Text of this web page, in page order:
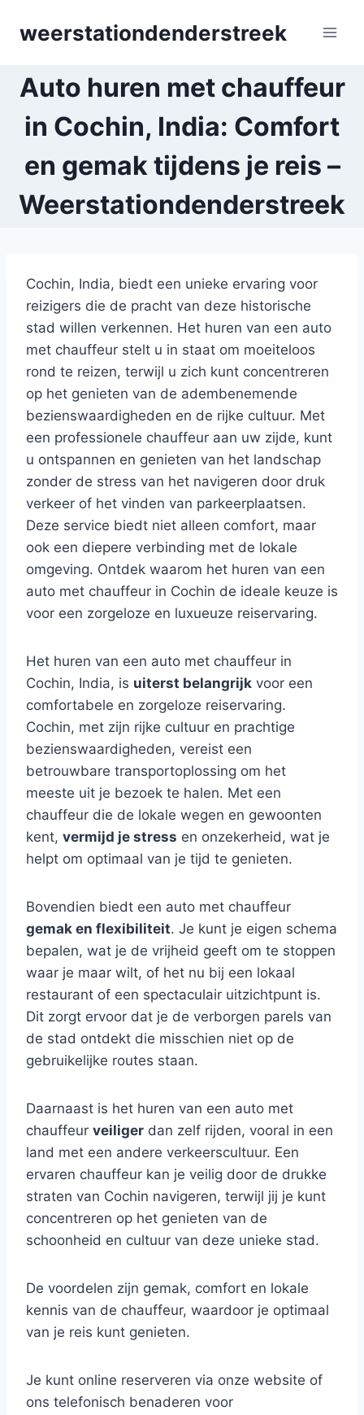
weerstationdenderstreek
Auto huren met chauffeur
in Cochin, India: Comfort
en gemak tijdens je reis –
Weerstationdenderstreek
Cochin, India, biedt een unieke ervaring voor
reizigers die de pracht van deze historische
stad willen verkennen. Het huren van een auto
met chauffeur stelt u in staat om moeiteloos
rond te reizen, terwijl u zich kunt concentreren
op het genieten van de adembenemende
bezienswaardigheden en de rijke cultuur. Met
een professionele chauffeur aan uw zijde, kunt
u ontspannen en genieten van het landschap
zonder de stress van het navigeren door druk
verkeer of het vinden van parkeerplaatsen.
Deze service biedt niet alleen comfort, maar
ook een diepere verbinding met de lokale
omgeving. Ontdek waarom het huren van een
auto met chauffeur in Cochin de ideale keuze is
voor een zorgeloze en luxueuze reiservaring.
Het huren van een auto met chauffeur in
Cochin, India, is uiterst belangrijk voor een
comfortabele en zorgeloze reiservaring.
Cochin, met zijn rijke cultuur en prachtige
bezienswaardigheden, vereist een
betrouwbare transportoplossing om het
meeste uit je bezoek te halen. Met een
chauffeur die de lokale wegen en gewoonten
kent, vermijd je stress en onzekerheid, wat je
helpt om optimaal van je tijd te genieten.
Bovendien biedt een auto met chauffeur
gemak en flexibiliteit. Je kunt je eigen schema
bepalen, wat je de vrijheid geeft om te stoppen
waar je maar wilt, of het nu bij een lokaal
restaurant of een spectaculair uitzichtpunt is.
Dit zorgt ervoor dat je de verborgen parels van
de stad ontdekt die misschien niet op de
gebruikelijke routes staan.
Daarnaast is het huren van een auto met
chauffeur veiliger dan zelf rijden, vooral in een
land met een andere verkeerscultuur. Een
ervaren chauffeur kan je veilig door de drukke
straten van Cochin navigeren, terwijl jij je kunt
concentreren op het genieten van de
schoonheid en cultuur van deze unieke stad.
De voordelen zijn gemak, comfort en lokale
kennis van de chauffeur, waardoor je optimaal
van je reis kunt genieten.
Je kunt online reserveren via onze website of
ons telefonisch benaderen voor